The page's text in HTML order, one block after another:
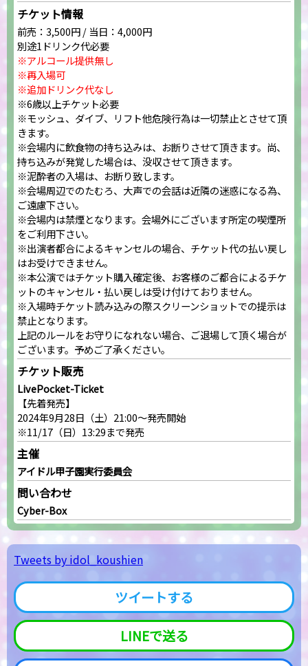
チケット情報
前売：3,500円 / 当日：4,000円
別途1ドリンク代必要
※アルコール提供無し
※再入場可
※追加ドリンク代なし
※6歳以上チケット必要
※モッシュ、ダイブ、リフト他危険行為は一切禁止とさせて頂
きます。
※会場内に飲食物の持ち込みは、お断りさせて頂きます。尚、
持ち込みが発覚した場合は、没収させて頂きます。
※泥酔者の入場は、お断り致します。
※会場周辺でのたむろ、大声での会話は近隣の迷惑になる為、
ご遠慮下さい。
※会場内は禁煙となります。会場外にございます所定の喫煙所
をご利用下さい。
※出演者都合によるキャンセルの場合、チケット代の払い戻し
はお受けできません。
※本公演ではチケット購入確定後、お客様のご都合によるチケ
ットのキャンセル・払い戻しは受け付けておりません。
※入場時チケット読み込みの際スクリーンショットでの提示は
禁止となります。
上記のルールをお守りになれない場合、ご退場して頂く場合が
ございます。予めご了承ください。
チケット販売
LivePocket-Ticket
【先着発売】
2024年9月28日（土）21:00～発売開始
※11/17（日）13:29まで発売
主催
アイドル甲子園実行委員会
問い合わせ
Cyber-Box
Tweets by idol_koushien
ツイートする
LINEで送る